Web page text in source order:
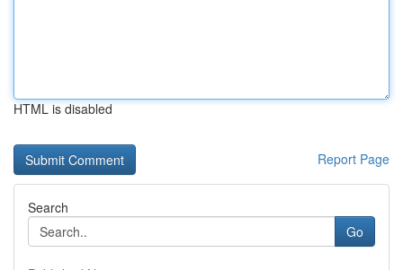
HTML is disabled
Report Page
Search
Go